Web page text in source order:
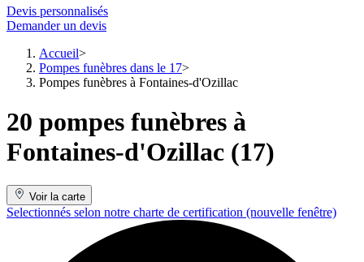
Devis personnalisés
Demander un devis
Accueil
Pompes funèbres dans le 17
Pompes funèbres à Fontaines-d'Ozillac
20 pompes funèbres à
Fontaines-d'Ozillac (17)
Voir la carte
Selectionnés selon notre charte de certification (nouvelle fenêtre)